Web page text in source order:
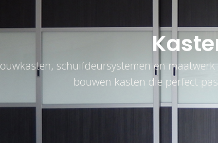
schuifdeursystemen en
bouwen kasten die perfect